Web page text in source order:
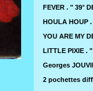
FEVER . " 39°
HOULA HOUP
YOU ARE MY
LITTLE PIXIE .
Georges
2 pochettes